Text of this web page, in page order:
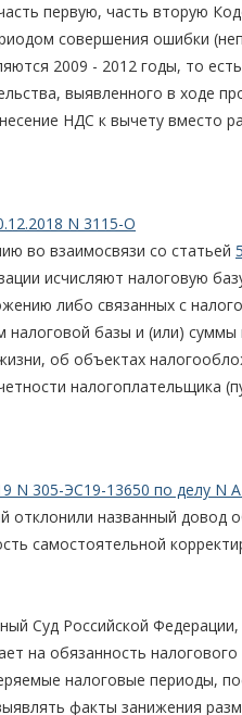
первую, часть вторую
совершения ошибки
2009 - 2012 годы, то
выявленного в ходе
НДС к вычету вместо
N 3115-О
во взаимосвязи со статьей
исчисляют налоговую
либо связанных с
базы и (или)
об объектах
налогоплательщика
N 305-ЭС19-13650 по делу N
отклонили названный довод
самостоятельной
Суд Российской
на обязанность
налоговые периоды,
факты занижения